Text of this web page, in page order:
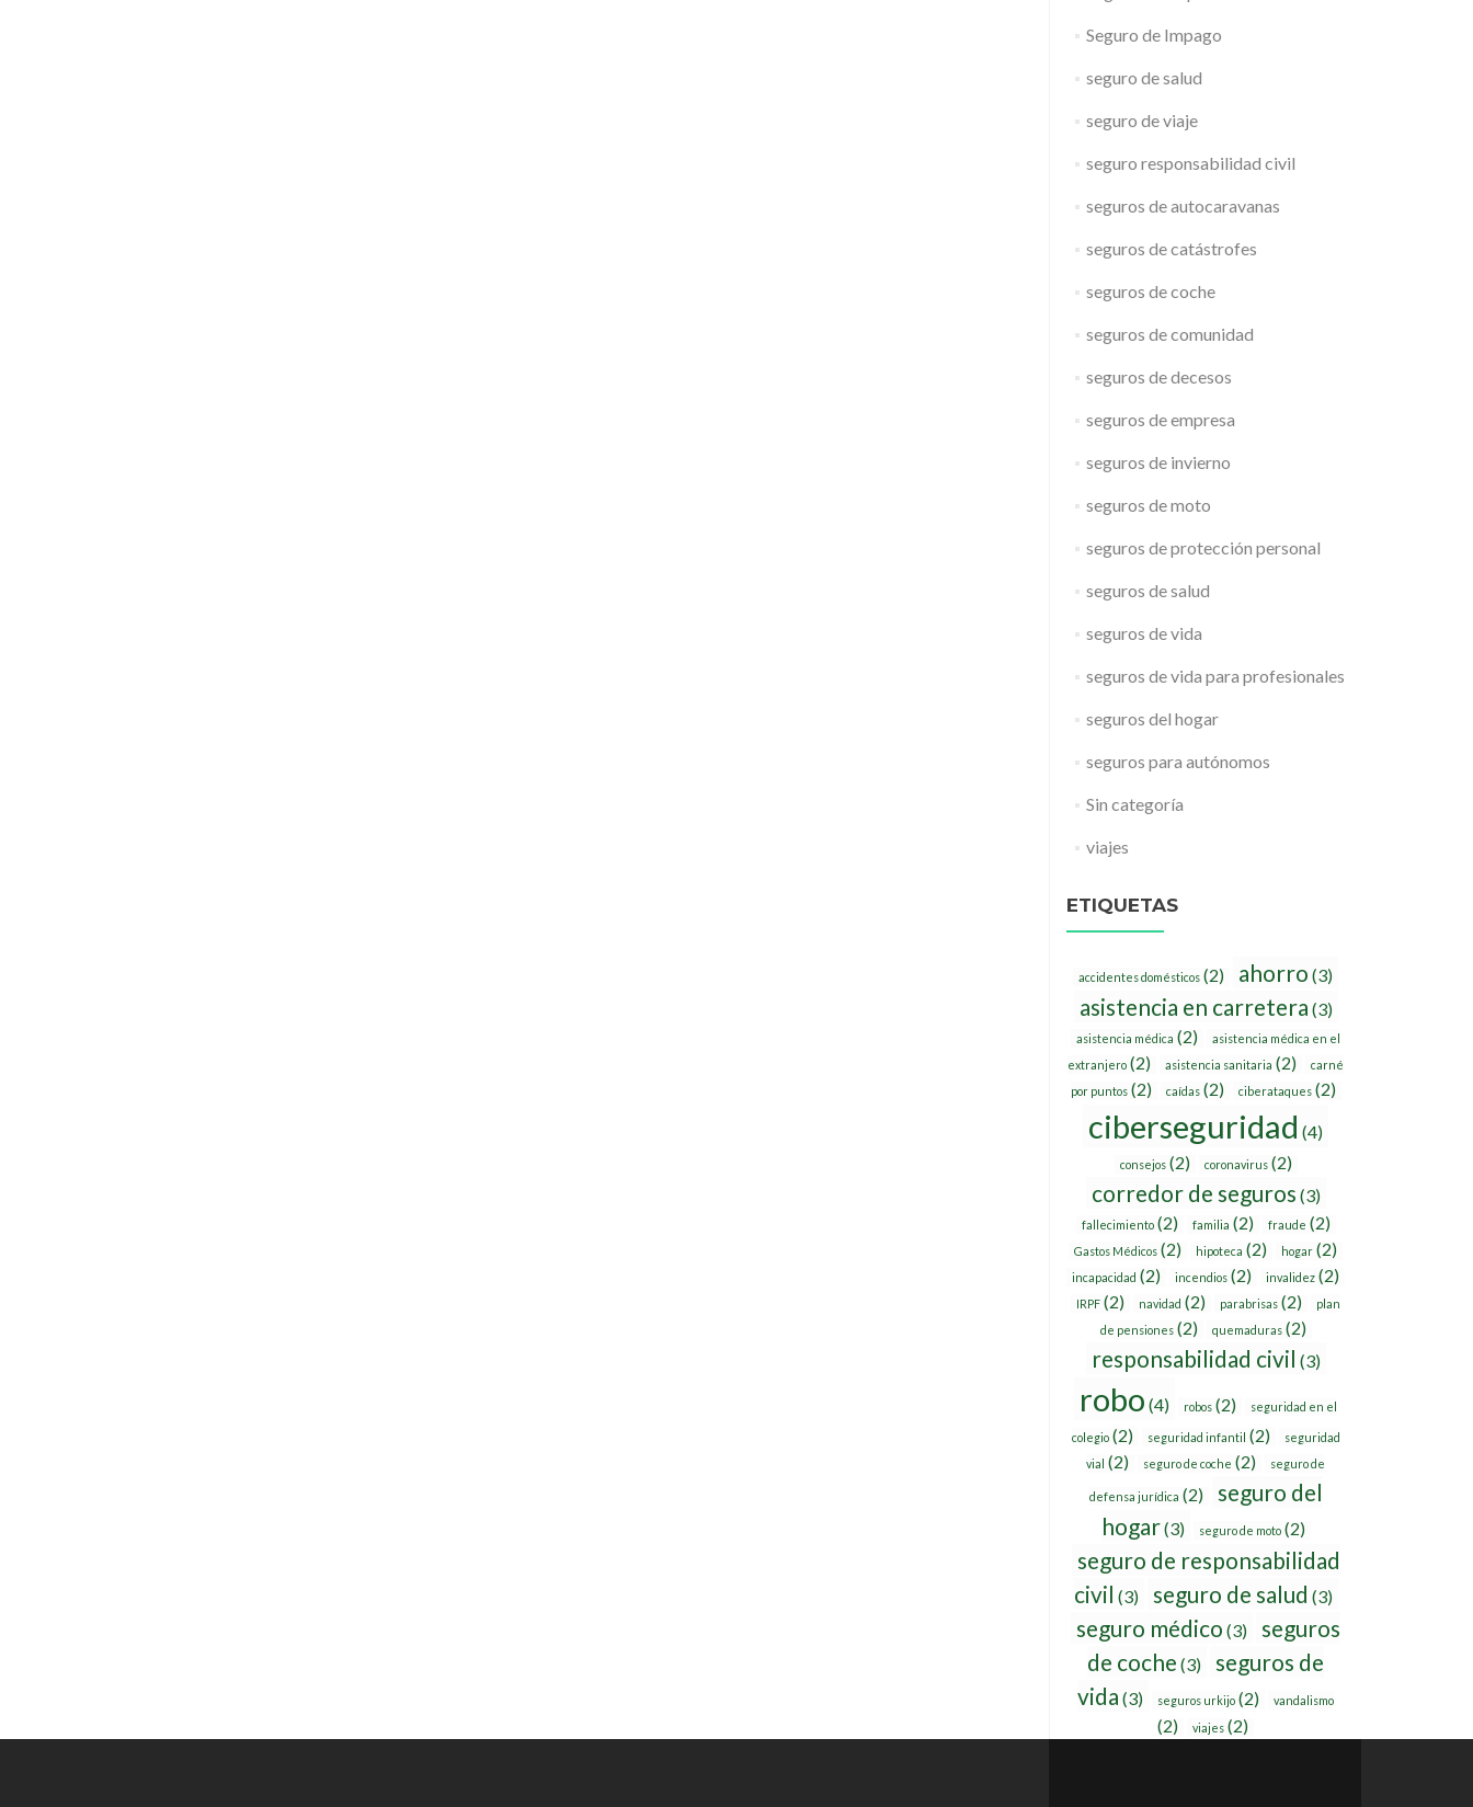
Seguro de Impago
seguro de salud
seguro de viaje
seguro responsabilidad civil
seguros de autocaravanas
seguros de catástrofes
seguros de coche
seguros de comunidad
seguros de decesos
seguros de empresa
seguros de invierno
seguros de moto
seguros de protección personal
seguros de salud
seguros de vida
seguros de vida para profesionales
seguros del hogar
seguros para autónomos
Sin categoría
viajes
ETIQUETAS
accidentes domésticos (2) ahorro (3)
asistencia en carretera (3)
asistencia médica (2)
asistencia médica en el
extranjero (2) asistencia sanitaria (2)
carné
por puntos(2) caídas(2) ciberataques(2)
ciberseguridad (4)
consejos(2) coronavirus(2)
corredor de seguros (3)
fallecimiento(2) familia (2) fraude (2)
Gastos Médicos (2) hipoteca (2) hogar (2)
incapacidad (2) incendios (2) invalidez (2)
IRPF (2) navidad (2) parabrisas (2)
plan
de pensiones(2) quemaduras(2)
responsabilidad civil (3)
robo (4) robos (2) seguridad en el
colegio(2) seguridad infantil (2)
seguridad
vial (2) seguro de coche (2) seguro de
defensa jurídica (2)
seguro del
hogar(3) seguro de moto(2)
seguro de responsabilidad
civil (3) seguro de salud (3)
seguro médico (3)
seguros
de coche (3)
seguros de
vida (3) seguros urkijo (2) vandalismo
(2) viajes (2)